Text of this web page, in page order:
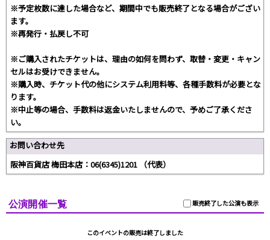
※予定枚数に達した場合など、期間中でも販売終了となる場合がござい
ます。
※再発行・払戻し不可
※ご購入されたチケットは、理由の如何を問わず、取替・変更・キャン
セルはお受けできません。
※購入時、チケット代の他にシステム利用料等、各種手数料が必要とな
ります。
※中止等の場合、手数料は返金いたしませんので、予めご了承くださ
い。
お問い合わせ先
阪神百貨店 梅田本店：06(6345)1201 （代表）
販売終了した公演も表示
公演開催一覧
このイベントの販売は終了しました